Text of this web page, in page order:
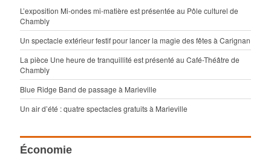
L’exposition Mi-ondes mi-matière est présentée au Pôle culturel de
Chambly
Un spectacle extérieur festif pour lancer la magie des fêtes à Carignan
La pièce Une heure de tranquillité est présenté au Café-Théâtre de
Chambly
Blue Ridge Band de passage à Marieville
Un air d’été : quatre spectacles gratuits à Marieville
Économie